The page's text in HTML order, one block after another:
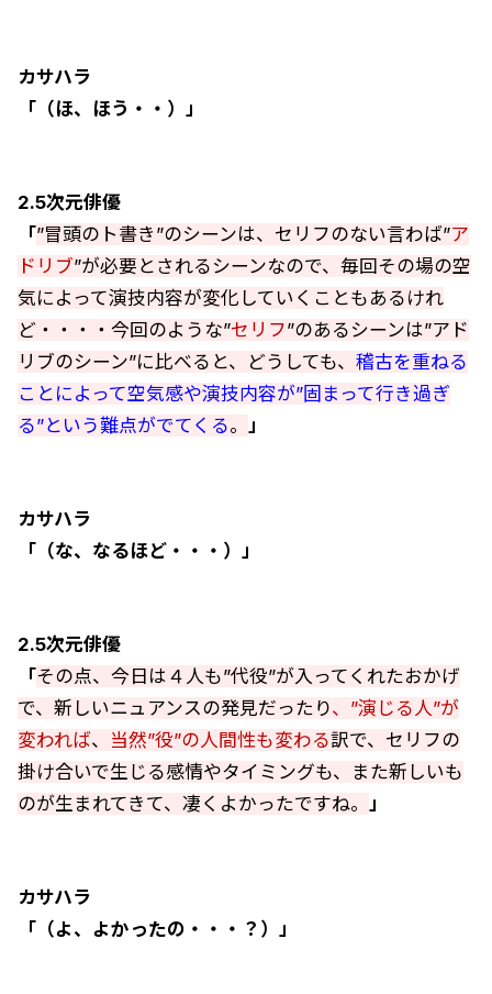
カサハラ
「（ほ、ほう・・）」
2.5次元俳優
「”冒頭のト書き”のシーンは、セリフのない言わば”ア
ドリブ”が必要とされるシーンなので、毎回その場の空
気によって演技内容が変化していくこともあるけれ
ど・・・・今回のような”セリフ”のあるシーンは”アド
リブのシーン”に比べると、どうしても、 稽古を重ねる
ことによって空気感や演技内容が”固まって行き過ぎ
る”という難点がでてくる。 」
カサハラ
「（な、なるほど・・・）」
2.5次元俳優
「その点、今日は４人も”代役”が入ってくれたおかげ
で、新しいニュアンスの発見だったり、”演じる人”が
変われば、 当然”役”の人間性も変わる訳で、セリフの
掛け合いで生じる感情やタイミングも、また新しいも
のが生まれてきて、凄くよかったですね。 」
カサハラ
「（よ、よかったの・・・？）」